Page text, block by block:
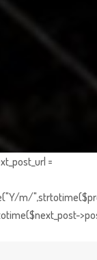
=
m/